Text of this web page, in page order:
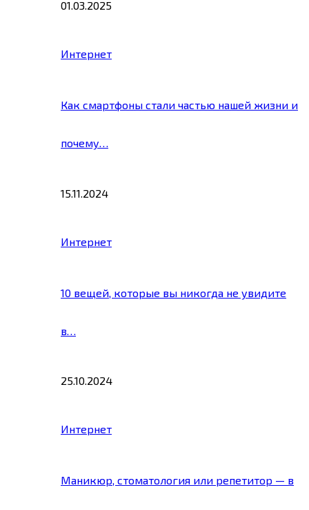
01.03.2025
Интернет
Как смартфоны стали частью нашей жизни и
почему…
15.11.2024
Интернет
10 вещей, которые вы никогда не увидите
в…
25.10.2024
Интернет
Маникюр, стоматология или репетитор — в